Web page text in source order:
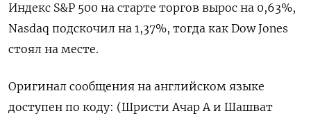
Индекс S&P 500 на старте торгов вырос на 0,63%,
Nasdaq подскочил на 1,37%, тогда как Dow Jones
стоял на месте.
Оригинал сообщения на английском языке
доступен по коду: (Шристи Ачар А и Шашват